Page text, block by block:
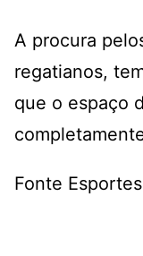
A procura
regatianos,
que o espaço
Fonte